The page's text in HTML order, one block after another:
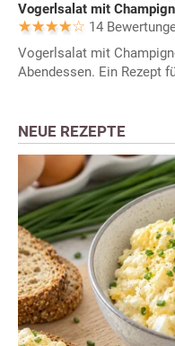
Vogerlsalat mit
14
Vogerlsalat mit
Abendessen. Ein Rezept
NEUE REZEPTE